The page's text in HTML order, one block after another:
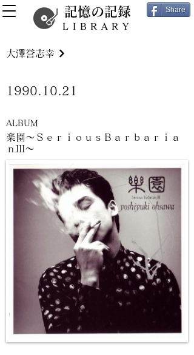
記憶の記録
LIBRARY
Share
楽園～ＳｅｒｉｏｕｓＢａｒｂａｒｉａ
ｎIII～
大澤誉志幸
1990.10.21
ALBUM